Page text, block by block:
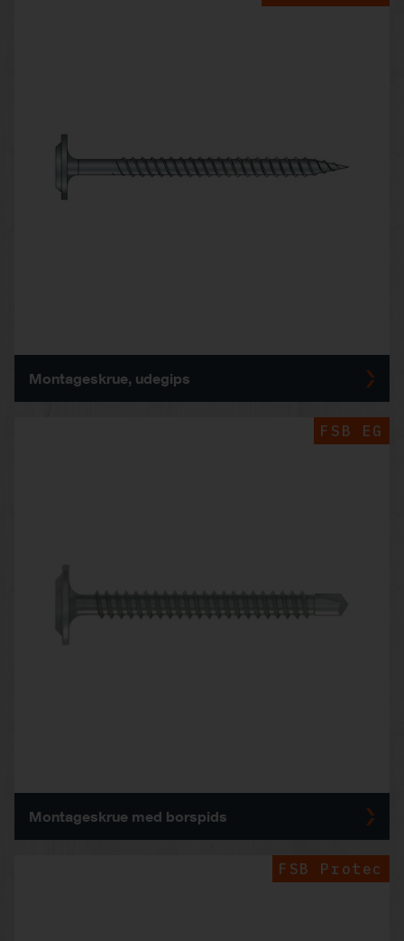
Montageskrue, udegips
FSB EG
Montageskrue med borspids
FSB Protec